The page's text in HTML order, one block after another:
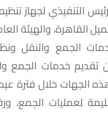
التنفيذي لجهاز
القاهرة، والهيئة
الجمع والنقل
تقديم خدمات الجمع
الجهات خلال فترة
لعمليات الجمع،